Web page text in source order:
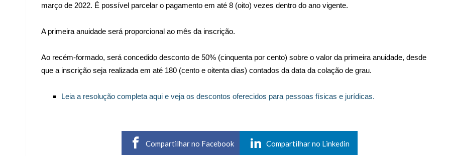
março de 2022. É possível parcelar o pagamento em até 8 (oito) vezes dentro do ano vigente.
A primeira anuidade será proporcional ao mês da inscrição.
Ao recém-formado, será concedido desconto de 50% (cinquenta por cento) sobre o valor da primeira anuidade, desde
que a inscrição seja realizada em até 180 (cento e oitenta dias) contados da data da colação de grau.
Leia a resolução completa aqui e veja os descontos oferecidos para pessoas físicas e jurídicas.
Compartilhar no Facebook Compartilhar no Linkedin